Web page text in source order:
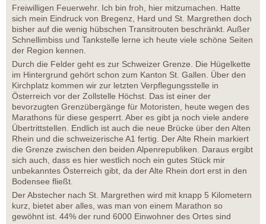
Freiwilligen Feuerwehr. Ich bin froh, hier mitzumachen. Hatte
sich mein Eindruck von Bregenz, Hard und St. Margrethen doch
bisher auf die wenig hübschen Transitrouten beschränkt. Außer
Schnellimbiss und Tankstelle lerne ich heute viele schöne Seiten
der Region kennen.
Durch die Felder geht es zur Schweizer Grenze. Die Hügelkette
im Hintergrund gehört schon zum Kanton St. Gallen. Über den
Kirchplatz kommen wir zur letzten Verpflegungsstelle in
Österreich vor der Zollstelle Höchst. Das ist einer der
bevorzugten Grenzübergänge für Motoristen, heute wegen des
Marathons für diese gesperrt. Aber es gibt ja noch viele andere
Übertrittstellen. Endlich ist auch die neue Brücke über den Alten
Rhein und die schweizerische A1 fertig. Der Alte Rhein markiert
die Grenze zwischen den beiden Alpenrepubliken. Daraus ergibt
sich auch, dass es hier westlich noch ein gutes Stück mir
unbekanntes Österreich gibt, da der Alte Rhein dort erst in den
Bodensee fließt.
Der Abstecher nach St. Margrethen wird mit knapp 5 Kilometern
kurz, bietet aber alles, was man von einem Marathon so
gewöhnt ist. 44% der rund 6000 Einwohner des Ortes sind